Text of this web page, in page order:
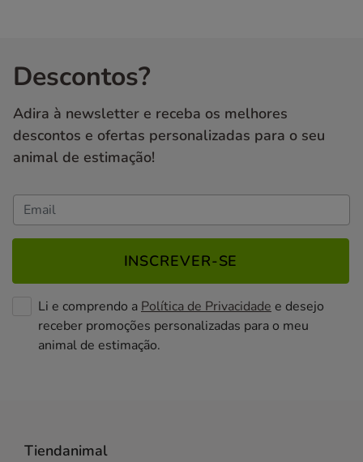
Descontos?
Adira à newsletter e receba os melhores
descontos e ofertas personalizadas para o seu
animal de estimação!
INSCREVER-SE
Li e comprendo a Política de Privacidade e desejo
receber promoções personalizadas para o meu
animal de estimação.
Tiendanimal